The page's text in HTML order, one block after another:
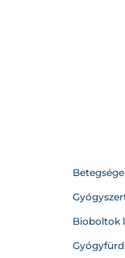
Bioboltok